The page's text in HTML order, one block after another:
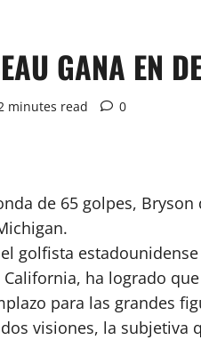
GANA EN
minutes read 0
de 65 golpes,
golfista
ha logrado
para las grandes
visiones, la